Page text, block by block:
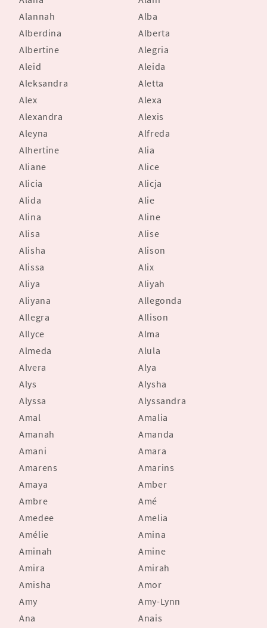
Alannah
Alba
Alberdina
Alberta
Albertine
Alegria
Aleid
Aleida
Aleksandra
Aletta
Alex
Alexa
Alexandra
Alexis
Aleyna
Alfreda
Alhertine
Alia
Aliane
Alice
Alicia
Alicja
Alida
Alie
Alina
Aline
Alisa
Alise
Alisha
Alison
Alissa
Alix
Aliya
Aliyah
Aliyana
Allegonda
Allegra
Allison
Allyce
Alma
Almeda
Alula
Alvera
Alya
Alys
Alysha
Alyssa
Alyssandra
Amal
Amalia
Amanah
Amanda
Amani
Amara
Amarens
Amarins
Amaya
Amber
Ambre
Amé
Amedee
Amelia
Amélie
Amina
Aminah
Amine
Amira
Amirah
Amisha
Amor
Amy
Amy-Lynn
Ana
Anais